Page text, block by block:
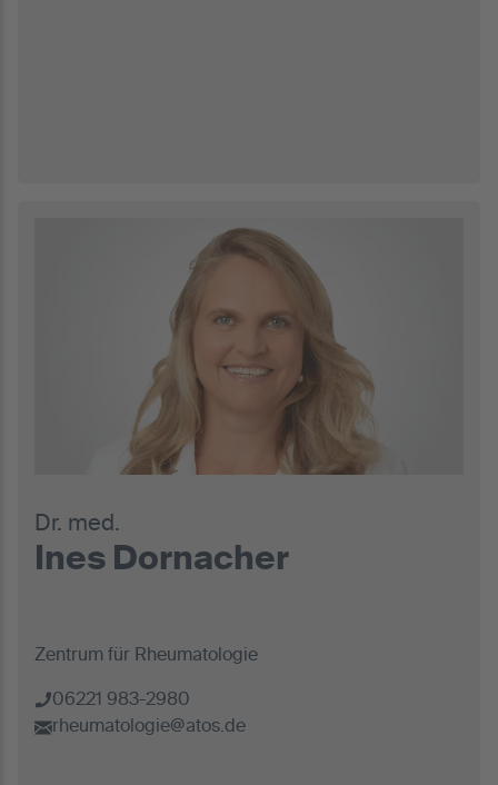
Dr. med.
Ines Dornacher
Zentrum für Rheumatologie
06221 983-2980
rheumatologie@atos.de